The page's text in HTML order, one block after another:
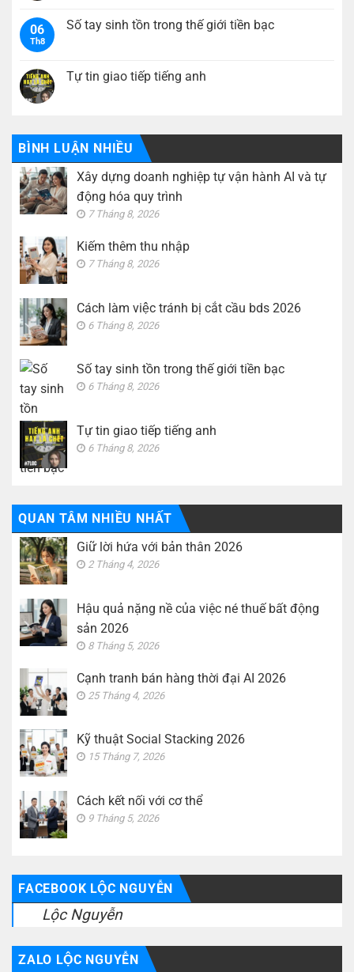
AI
quy
nhập
luận
ở
tránh
bị
06
Th8
Số tay sinh tồn trong thế giới tiền bạc
luận
ở
trong
thế
giới
tiền
bạc
Tự tin giao tiếp tiếng anh
ở
Tự
tin
giao
tiếp
tiếng
anh
BÌNH LUẬN NHIỀU
Xây dựng doanh nghiệp tự vận hành AI và tự
động hóa quy trình
7 Tháng 8, 2026
Kiếm thêm thu nhập
7 Tháng 8, 2026
Cách làm việc tránh bị cắt cầu bds 2026
6 Tháng 8, 2026
Số tay sinh tồn trong thế giới tiền bạc
6 Tháng 8, 2026
Tự tin giao tiếp tiếng anh
6 Tháng 8, 2026
QUAN TÂM NHIỀU NHẤT
Giữ lời hứa với bản thân 2026
2 Tháng 4, 2026
Hậu quả nặng nề của việc né thuế bất động
sản 2026
8 Tháng 5, 2026
Cạnh tranh bán hàng thời đại AI 2026
25 Tháng 4, 2026
Kỹ thuật Social Stacking 2026
15 Tháng 7, 2026
Cách kết nối với cơ thể
9 Tháng 5, 2026
FACEBOOK LỘC NGUYỄN
Lộc Nguyễn
ZALO LỘC NGUYỄN